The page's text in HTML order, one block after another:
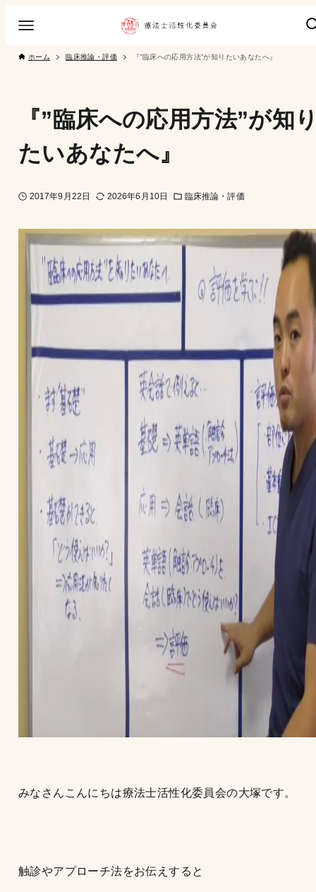
ホーム 臨床推論・評価 『”臨床への応用方法”が知りたいあなたへ』
『”臨床への応用方法”が知
たいあなたへ』
2017年9月22日 2026年6月10日 臨床推論・評価
みなさんこんにちは療法士活性化委員会の大塚です。
触診やアプローチ法をお伝えすると